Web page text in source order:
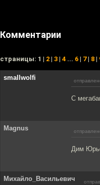
Комментарии
cтраницы: 1 | 2 | 3 | 4 ... 6 | 7| 8 |
smallwolfi
С
Magnus
Дим
Михайло_Васильевич